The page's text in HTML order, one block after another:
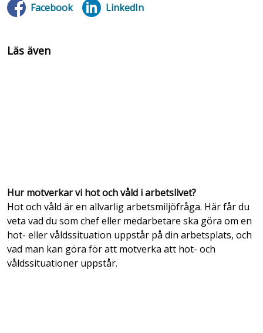
Facebook LinkedIn
Läs även
Hur motverkar vi hot och våld i arbetslivet?
Hot och våld är en allvarlig arbetsmiljöfråga. Här får du
veta vad du som chef eller medarbetare ska göra om en
hot- eller våldssituation uppstår på din arbetsplats, och
vad man kan göra för att motverka att hot- och
våldssituationer uppstår.